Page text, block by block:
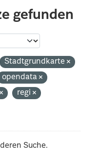
gefunden
Stadtgrundkarte
opendata
regi
Suche.